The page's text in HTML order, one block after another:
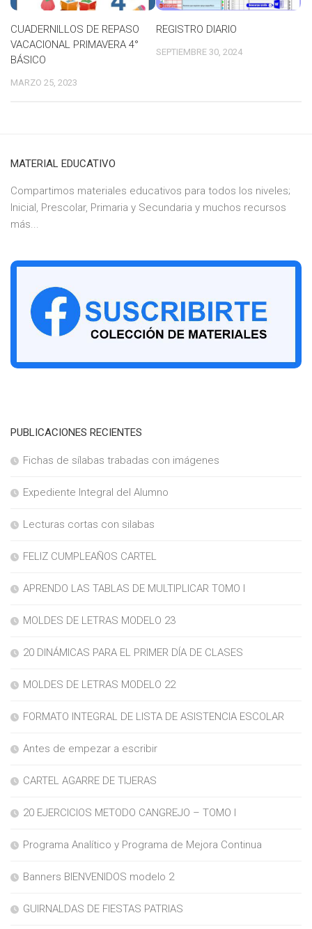
CUADERNILLOS DE REPASO
VACACIONAL PRIMAVERA 4°
BÁSICO
MARZO 25, 2023
REGISTRO DIARIO
SEPTIEMBRE 30, 2024
MATERIAL EDUCATIVO
Compartimos materiales educativos para todos los niveles;
Inicial, Prescolar, Primaria y Secundaria y muchos recursos
más...
PUBLICACIONES RECIENTES
Fichas de sílabas trabadas con imágenes
Expediente Integral del Alumno
Lecturas cortas con silabas
FELIZ CUMPLEAÑOS CARTEL
APRENDO LAS TABLAS DE MULTIPLICAR TOMO I
MOLDES DE LETRAS MODELO 23
20 DINÁMICAS PARA EL PRIMER DÍA DE CLASES
MOLDES DE LETRAS MODELO 22
FORMATO INTEGRAL DE LISTA DE ASISTENCIA ESCOLAR
Antes de empezar a escribir
CARTEL AGARRE DE TIJERAS
20 EJERCICIOS METODO CANGREJO – TOMO I
Programa Analítico y Programa de Mejora Continua
Banners BIENVENIDOS modelo 2
GUIRNALDAS DE FIESTAS PATRIAS